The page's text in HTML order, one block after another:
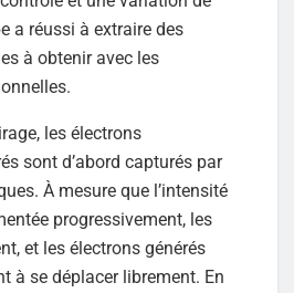
a réussi à extraire des
à obtenir avec les
les électrons
sont d’abord capturés par
À mesure que l’intensité
progressivement, les
et les électrons générés
à se déplacer librement. En